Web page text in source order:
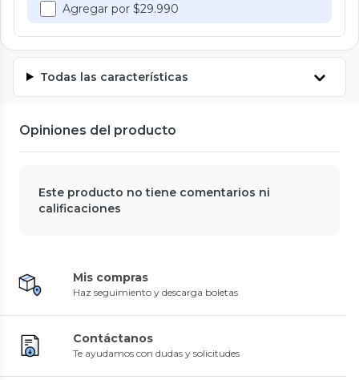
Agregar por $29.990
Todas las características
Opiniones del producto
Este producto no tiene comentarios ni
calificaciones
Mis compras
Haz seguimiento y descarga boletas
Contáctanos
Te ayudamos con dudas y solicitudes